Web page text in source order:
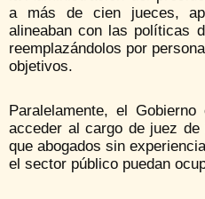
a más de cien jueces,
alineaban con las políticas
reemplazándolos por
objetivos.
Paralelamente, el
acceder al cargo de juez
que abogados sin
el sector público puedan